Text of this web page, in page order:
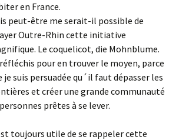
en France.
peut-être me serait-il possible de
Outre-Rhin cette initiative
Le coquelicot, die Mohnblume.
pour en trouver le moyen, parce
je suis persuadée qu´il faut dépasser les
et créer une grande communauté
prêtes à se lever.
toujours utile de se rappeler cette